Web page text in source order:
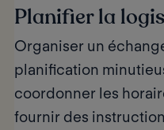
Planifier la
Organiser un
planification
coordonner les
fournir des